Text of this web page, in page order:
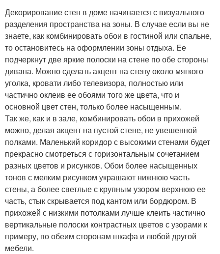
Декорирование стен в доме начинается с визуального
разделения пространства на зоны. В случае если вы не
знаете, как комбинировать обои в гостиной или спальне,
то остановитесь на оформлении зоны отдыха. Ее
подчеркнут две яркие полоски на стене по обе стороны
дивана. Можно сделать акцент на стену около мягкого
уголка, кровати либо телевизора, полностью или
частично оклеив ее обоями того же цвета, что и
основной цвет стен, только более насыщенным.
Так же, как и в зале, комбинировать обои в прихожей
можно, делая акцент на пустой стене, не увешенной
полками. Маленький коридор с высокими стенами будет
прекрасно смотреться с горизонтальным сочетанием
разных цветов и рисунков. Обои более насыщенных
тонов с мелким рисунком украшают нижнюю часть
стены, а более светлые с крупным узором верхнюю ее
часть, стык скрывается под кантом или бордюром. В
прихожей с низкими потолками лучше клеить частично
вертикальные полоски контрастных цветов с узорами к
примеру, по обеим сторонам шкафа и любой другой
мебели.